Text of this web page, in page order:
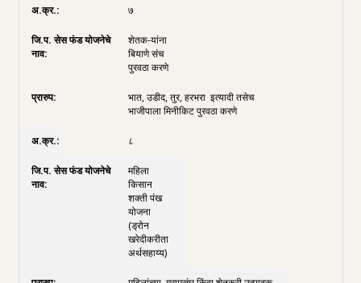
७
शेतक-यांना
बियाणे संच
पुरवठा करणे
भात, उडीद, तुर, हरभरा इत्यादी तसेच
भाजीपाला मिनीकिट पुरवठा करणे
८
महिला
किसान
शक्ती पंख
योजना
(ड्रोन
खरेदीकरीता
अर्थसहाय्य)